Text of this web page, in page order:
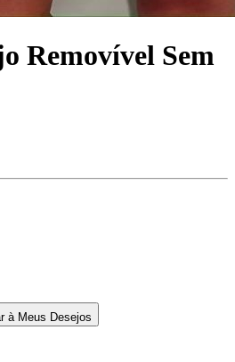
Removível Sem
à Meus Desejos